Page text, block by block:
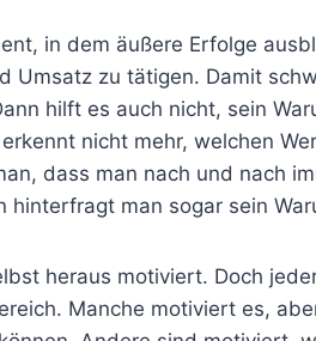
in dem äußere Erfolge
Umsatz zu tätigen. Damit
hilft es auch nicht, sein
nicht mehr, welchen
dass man nach und nach
hinterfragt man sogar sein
heraus motiviert. Doch
Manche motiviert es,